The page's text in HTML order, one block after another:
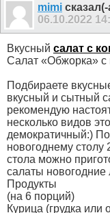
mimi сказал(-
06.10.2022
Вкусный салат с
Салат «Обжорка» с
Подбираете
вкусный и сытный
рекомендую
несколько видов
демократичный:)
новогоднему столу
стола можно
салаты новогодние
Продукты
(на 6 порций)
Курица (грудка или